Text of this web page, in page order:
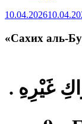
Опубликовано
10.04.2026
«Сахих аль-